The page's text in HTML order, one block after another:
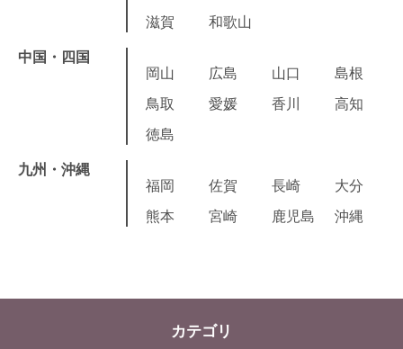
滋賀
和歌山
中国・四国
岡山
広島 山口
島根
鳥取
愛媛 香川
高知
徳島
九州・沖縄
福岡
佐賀 長崎
大分
熊本
宮崎 鹿児島 沖縄
カテゴリ